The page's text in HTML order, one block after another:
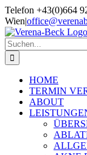
Skip
to
content
Telefon +43(0)664
Wien|
Suche
nach:
HOME
TERMIN
ABOUT